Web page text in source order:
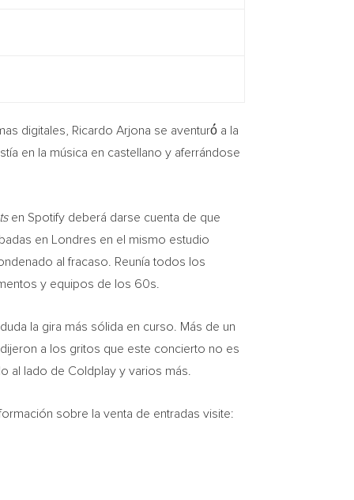
digitales, Ricardo Arjona se aventuró́ a la
en la música en castellano y aferrándose
en Spotify deberá darse cuenta de que
en Londres en el mismo estudio
al fracaso. Reunía todos los
y equipos de los 60s.
la gira más sólida en curso. Más de un
a los gritos que este concierto no es
al lado de Coldplay y varios más.
sobre la venta de entradas visite: